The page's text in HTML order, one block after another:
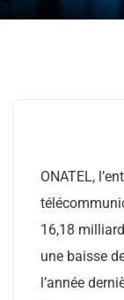
ONATEL,
16,18
une baisse
l’année